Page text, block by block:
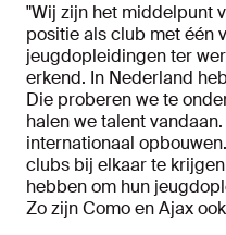
"Wij zijn het middelpunt
positie als club met één
jeugdopleidingen ter
erkend. In Nederland
Die proberen we te
halen we talent
internationaal
clubs bij elkaar te
hebben om hun
Zo zijn Como en Ajax